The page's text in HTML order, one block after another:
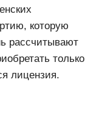
которую
рассчитывают
только
лицензия.